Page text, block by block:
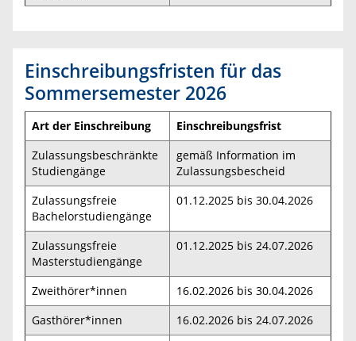
Einschreibungsfristen für das
Sommersemester 2026
Art der Einschreibung
Einschreibungsfrist
Zulassungsbeschränkte
Studiengänge
gemäß Information im
Zulassungsbescheid
Zulassungsfreie
Bachelorstudiengänge
01.12.2025 bis 30.04.2026
Zulassungsfreie
Masterstudiengänge
01.12.2025 bis 24.07.2026
Zweithörer*innen
16.02.2026 bis 30.04.2026
Gasthörer*innen
16.02.2026 bis 24.07.2026